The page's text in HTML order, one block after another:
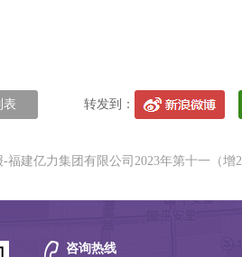
表 转发到：
-福建亿力集团有限公司2023年第十一（
咨询热线